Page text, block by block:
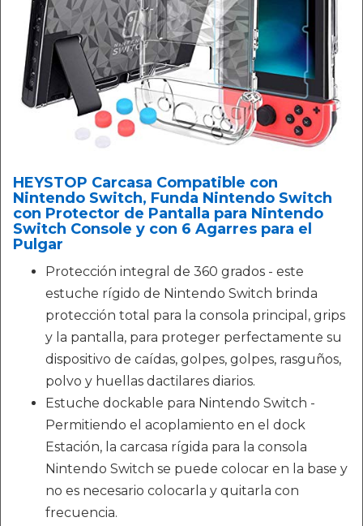
HEYSTOP Carcasa Compatible con
Nintendo Switch, Funda Nintendo Switch
con Protector de Pantalla para Nintendo
Switch Console y con 6 Agarres para el
Pulgar
Protección integral de 360 grados - este
estuche rígido de Nintendo Switch brinda
protección total para la consola principal, grips
y la pantalla, para proteger perfectamente su
dispositivo de caídas, golpes, golpes, rasguños,
polvo y huellas dactilares diarios.
Estuche dockable para Nintendo Switch -
Permitiendo el acoplamiento en el dock
Estación, la carcasa rígida para la consola
Nintendo Switch se puede colocar en la base y
no es necesario colocarla y quitarla con
frecuencia.